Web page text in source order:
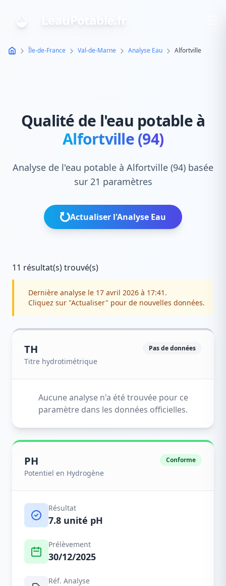
LeauPotable.fr
Île-de-France Val-de-Marne Analyse Eau Alfortville
Qualité de l'eau potable à
Alfortville (94)
Analyse de l'eau potable à Alfortville (94) basée
sur 21 paramètres
Actualiser l'Analyse Eau
11 résultat(s) trouvé(s)
Dernière analyse le 17 avril 2026 à 17:41.
Cliquez sur "Actualiser" pour de nouvelles données.
TH
Titre hydrotimétrique
Pas de données
Aucune analyse n'a été trouvée pour ce
paramètre dans les données officielles.
PH
Potentiel en Hydrogène
Conforme
Résultat
7.8 unité pH
Prélèvement
30/12/2025
Réf. Analyse